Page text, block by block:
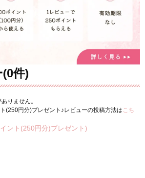
件)
りません。
(250円分)プレゼント♪レビューの投稿方法は こち
ント(250円分)プレゼント)